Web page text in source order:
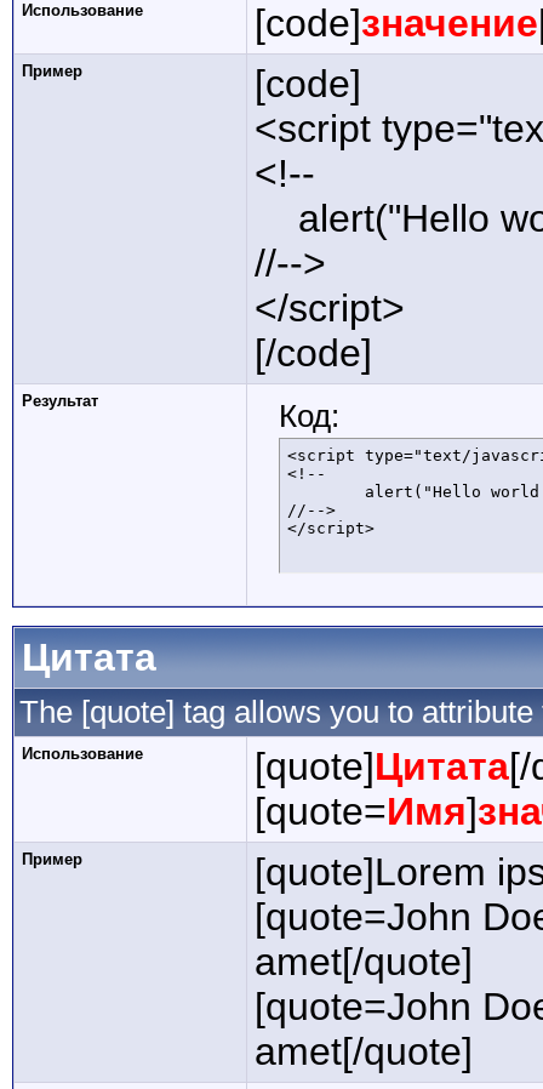
Использование [code]значение
Пример
[code]
<script
<!--
alert("Hello
//-->
</script>
[/code]
Результат Код:
<script type="text/
<!--
//-->
</script>
Цитата
The [quote] tag allows you to
Использование [quote]Цитата[/
[quote=Имя]
Пример
[quote]Lorem
[quote=John
amet[/quote]
[quote=John
amet[/quote]